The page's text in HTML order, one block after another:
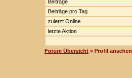
Beiträge
Beiträge pro Tag
zuletzt Online
letzte Aktion
Forum Übersicht » Profil ansehen